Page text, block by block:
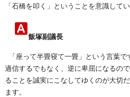
「石橋を叩く」ということを意識して
飯塚副議長
「座って半畳寝て一畳」という言葉
過信するでもなく、逆に卑屈になるの
ることを誠実にこなしてゆくのが大切
ます。